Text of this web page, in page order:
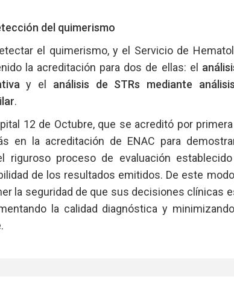
del quimerismo
el quimerismo, y el Servicio de
la acreditación para dos de ellas: el
y el análisis de STRs mediante
.
12 de Octubre, que se acreditó por
en la acreditación de ENAC para
riguroso proceso de evaluación
de los resultados emitidos. De este
la seguridad de que sus decisiones clínicas
la calidad diagnóstica y